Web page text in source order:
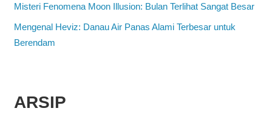
Misteri Fenomena Moon Illusion: Bulan Terlihat Sangat Besar
Mengenal Heviz: Danau Air Panas Alami Terbesar untuk
Berendam
ARSIP